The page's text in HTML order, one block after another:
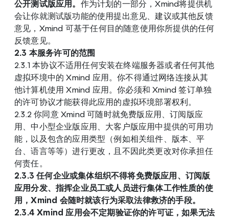
公开测试版应用。 作为计划的一部分，Xmind将提供机
会让你就测试版功能的使用提出意见、建议或其他反馈
意见，Xmind 可基于任何目的随意使用你所提供的任何
反馈意见。
2.3 本服务许可的范围
2.3.1 本协议不适用任何安装在终端服务器或者任何其他
虚拟环境中的 Xmind 应用。你不得通过网络连接从其
他计算机使用 Xmind 应用。你必须和 Xmind 签订单独
的许可协议才能获得此应用的虚拟环境部署权利。
2.3.2 你同意 Xmind 可随时就免费版应用、订阅版应
用、中小型企业版应用、大客户版应用中提供的可用功
能，以及包含的应用类型（例如相关组件、版本、平
台、语言等等）进行更改，且不因此类更改对你承担任
何责任。
2.3.3 任何企业或集体组织不得将免费版应用、订阅版
应用分发、指挥企业员工或人员进行集体工作性质的使
用，Xmind 会随时就该行为采取法律救济的手段。
2.3.4 Xmind 应用会不定期验证你的许可证，如果无法